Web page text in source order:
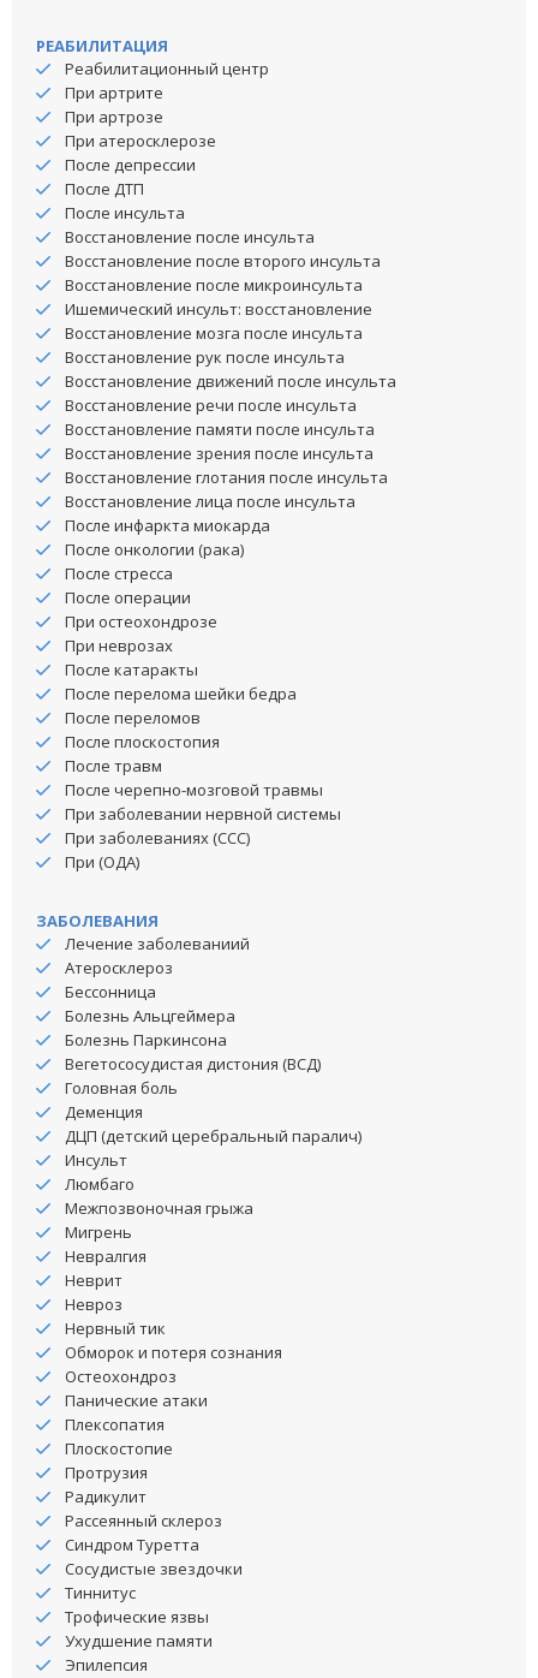
РЕАБИЛИТАЦИЯ
Реабилитационный центр
При артрите
При артрозе
При атеросклерозе
После депрессии
После ДТП
После инсульта
Восстановление после инсульта
Восстановление после второго инсульта
Восстановление после микроинсульта
Ишемический инсульт: восстановление
Восстановление мозга после инсульта
Восстановление рук после инсульта
Восстановление движений после инсульта
Восстановление речи после инсульта
Восстановление памяти после инсульта
Восстановление зрения после инсульта
Восстановление глотания после инсульта
Восстановление лица после инсульта
После инфаркта миокарда
После онкологии (рака)
После стресса
После операции
При остеохондрозе
При неврозах
После катаракты
После перелома шейки бедра
После переломов
После плоскостопия
После травм
После черепно-мозговой травмы
При заболевании нервной системы
При заболеваниях (ССС)
При (ОДА)
ЗАБОЛЕВАНИЯ
Лечение заболеваниий
Атеросклероз
Бессонница
Болезнь Альцгеймера
Болезнь Паркинсона
Вегетососудистая дистония (ВСД)
Головная боль
Деменция
ДЦП (детский церебральный паралич)
Инсульт
Люмбаго
Межпозвоночная грыжа
Мигрень
Невралгия
Неврит
Невроз
Нервный тик
Обморок и потеря сознания
Остеохондроз
Панические атаки
Плексопатия
Плоскостопие
Протрузия
Радикулит
Рассеянный склероз
Синдром Туретта
Сосудистые звездочки
Тиннитус
Трофические язвы
Ухудшение памяти
Эпилепсия